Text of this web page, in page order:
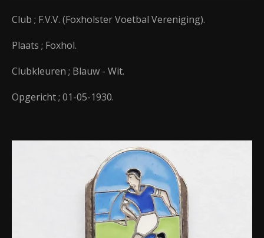
Club ; F.V.V. (Foxholster Voetbal Vereniging).
Plaats ; Foxhol.
Clubkleuren ; Blauw - Wit.
Opgericht ; 01-05-1930.